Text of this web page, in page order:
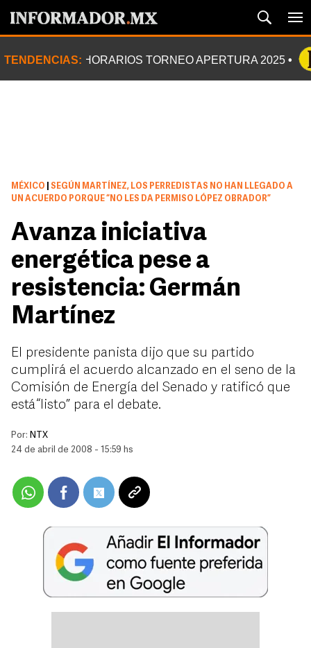
TENDENCIAS: HORARIOS TORNEO APERTURA 2025
MÉXICO
SEGÚN MARTÍNEZ, LOS PERREDISTAS NO HAN LLEGADO A
UN ACUERDO PORQUE “NO LES DA PERMISO LÓPEZ OBRADOR”
Avanza iniciativa
energética pese a
resistencia: Germán
Martínez
El presidente panista dijo que su partido
cumplirá el acuerdo alcanzado en el seno de la
Comisión de Energía del Senado y ratificó que
está “listo” para el debate.
Por: NTX
24 de abril de 2008 - 15:59 hs